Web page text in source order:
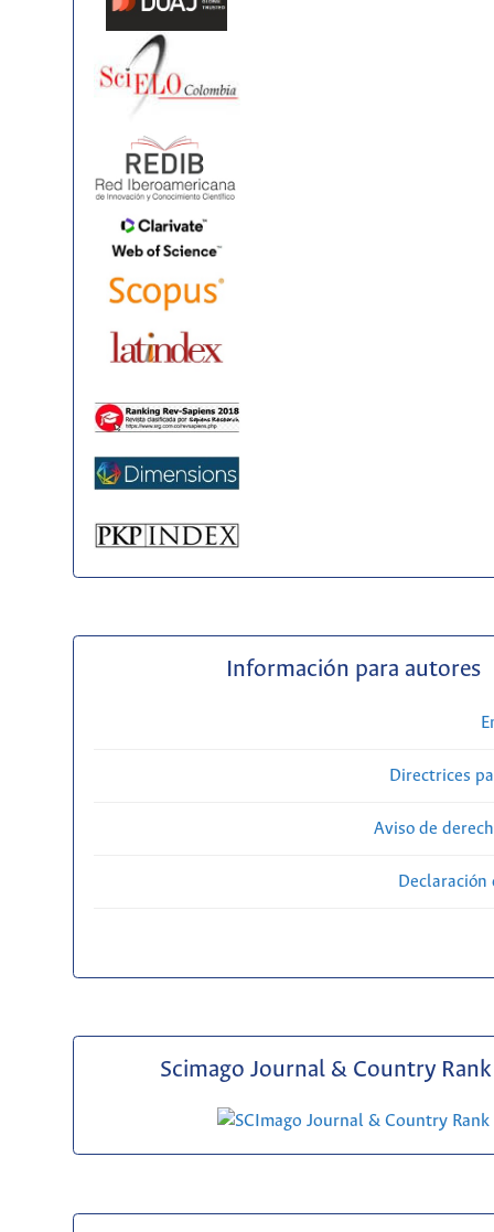
Información para autores
Directrices
Aviso de
Scimago Journal & Country Rank